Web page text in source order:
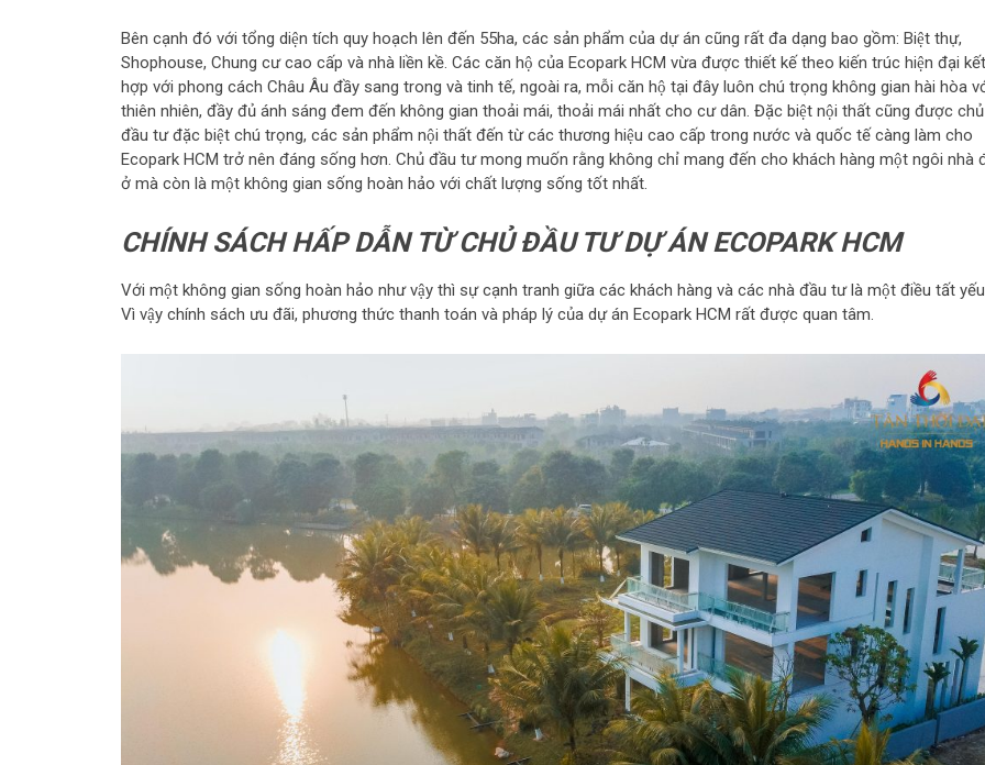
Bên cạnh đó với tổng diện tích quy hoạch lên đến 55ha, các sản phẩm của dự án cũng rất đa dạng bao gồm: Biệt thự,
Shophouse, Chung cư cao cấp và nhà liền kề. Các căn hộ của Ecopark HCM vừa được thiết kế theo kiến trúc hiện đại kết
hợp với phong cách Châu Âu đầy sang trong và tinh tế, ngoài ra, mỗi căn hộ tại đây luôn chú trọng không gian hài hòa
thiên nhiên, đầy đủ ánh sáng đem đến không gian thoải mái, thoải mái nhất cho cư dân. Đặc biệt nội thất cũng được chủ
đầu tư đặc biệt chú trọng, các sản phẩm nội thất đến từ các thương hiệu cao cấp trong nước và quốc tế càng làm cho
Ecopark HCM trở nên đáng sống hơn. Chủ đầu tư mong muốn rằng không chỉ mang đến cho khách hàng một ngôi nhà
ở mà còn là một không gian sống hoàn hảo với chất lượng sống tốt nhất.
CHÍNH SÁCH HẤP DẪN TỪ CHỦ ĐẦU TƯ DỰ ÁN ECOPARK HCM
Với một không gian sống hoàn hảo như vậy thì sự cạnh tranh giữa các khách hàng và các nhà đầu tư là một điều tất
Vì vậy chính sách ưu đãi, phương thức thanh toán và pháp lý của dự án Ecopark HCM rất được quan tâm.